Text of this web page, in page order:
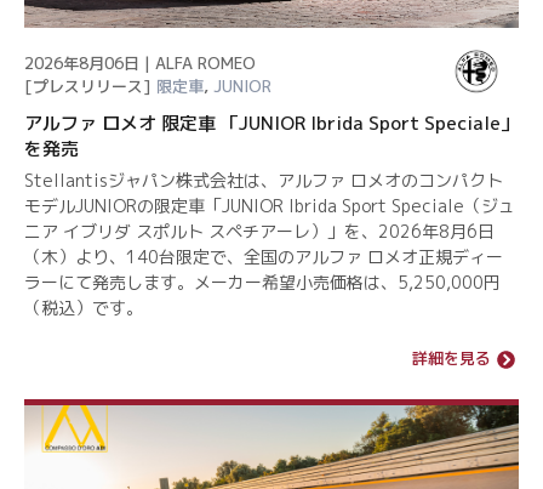
2026年8月06日 | ALFA ROMEO
[プレスリリース] 限定車, JUNIOR
アルファ ロメオ 限定車 「JUNIOR Ibrida Sport Speciale」
を発売
Stellantisジャパン株式会社は、アルファ ロメオのコンパクト
モデルJUNIORの限定車「JUNIOR Ibrida Sport Speciale（ジュ
ニア イブリダ スポルト スペチアーレ）」を、2026年8月6日
（木）より、140台限定で、全国のアルファ ロメオ正規ディー
ラーにて発売します。メーカー希望小売価格は、5,250,000円
（税込）です。
詳細を見る